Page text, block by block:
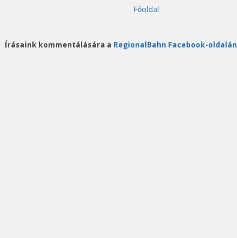
Főoldal
Írásaink kommentálására a RegionalBahn Facebook-oldalán